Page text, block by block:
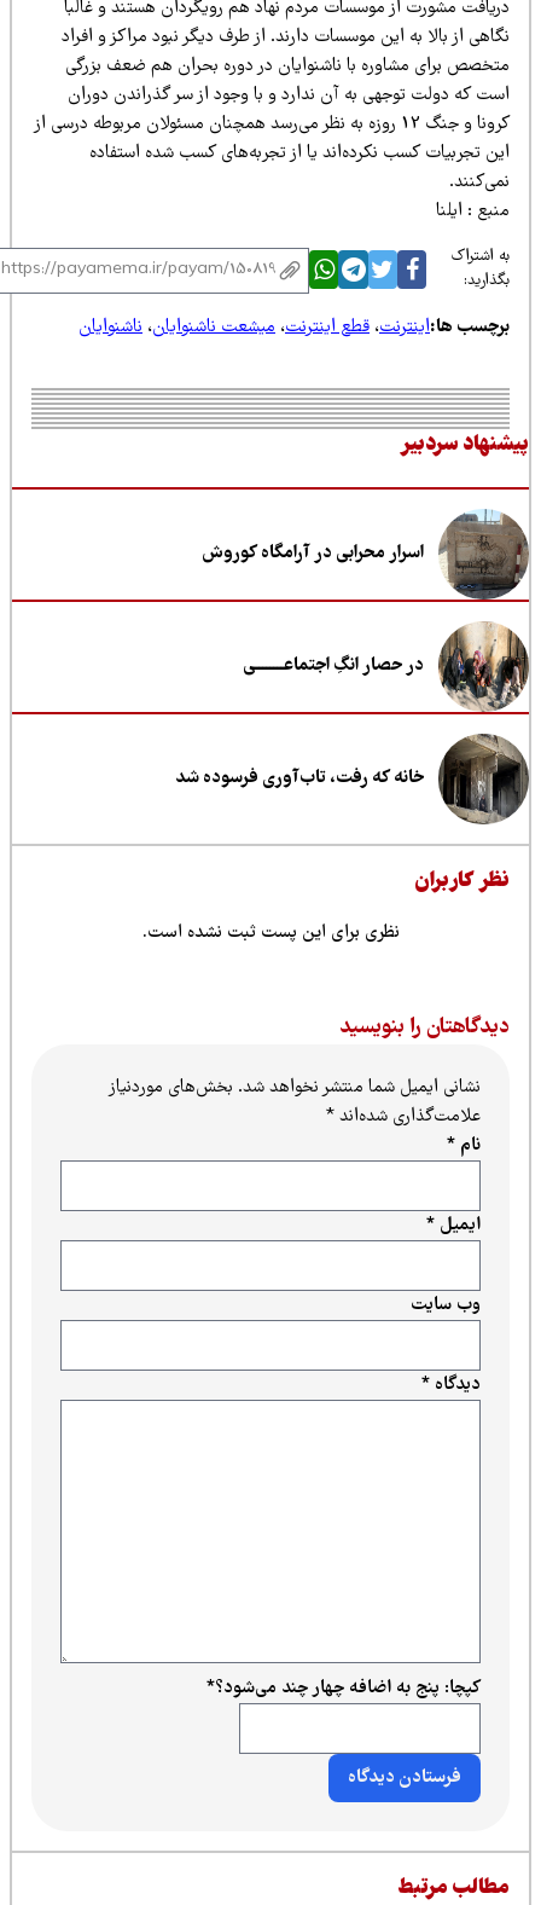
مشورت از موسسات مردم نهاد هم رویگردان هستند و غالبا
از بالا به این موسسات دارند. از طرف دیگر نبود مراکز و افراد
برای مشاوره با ناشنوایان در دوره بحران هم ضعف بزرگی
که دولت توجهی به آن ندارد و با وجود از سر گذراندن دوران
کرونا و جنگ 12 روزه به نظر می‌رسد همچنان مسئولان مربوطه درسی از
تجربیات کسب نکرده‌اند یا از تجربه‌های کسب شده استفاده
: ایلنا
اشتراک
ها:اینترنت،قطع اینترنت،میشعت ناشنوایان،ناشنوایان
سردبیر
اسرار محرابی در آرامگاه کوروش
در حصار انگِ اجتماعــــــــی
خانه که رفت، تاب‌آوری فرسوده شد
کاربران
نظری برای این پست ثبت نشده است.
را بنویسید
نشانی ایمیل شما منتشر نخواهد شد.بخش‌های موردنیاز
علامت‌گذاری شده‌اند*
دیدگاه*
ایمیل*
وب‌ سایت
کپچا: پنج به اضافه چهار چند می‌شود؟*
مرتبط